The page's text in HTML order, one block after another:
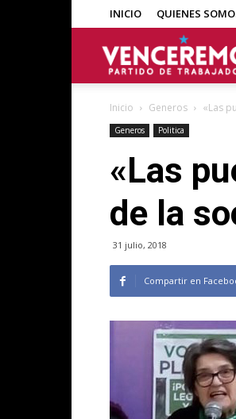
INICIO QUIENES
Inicio Generos «Las
Generos Politica
«Las
de la
31 julio, 2018
Compartir en